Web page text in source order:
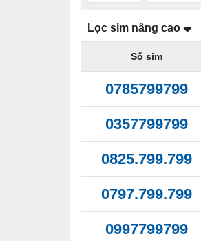
Lọc sim nâng cao
Số sim
0785799799
0357799799
0825.799.799
0797.799.799
0997799799